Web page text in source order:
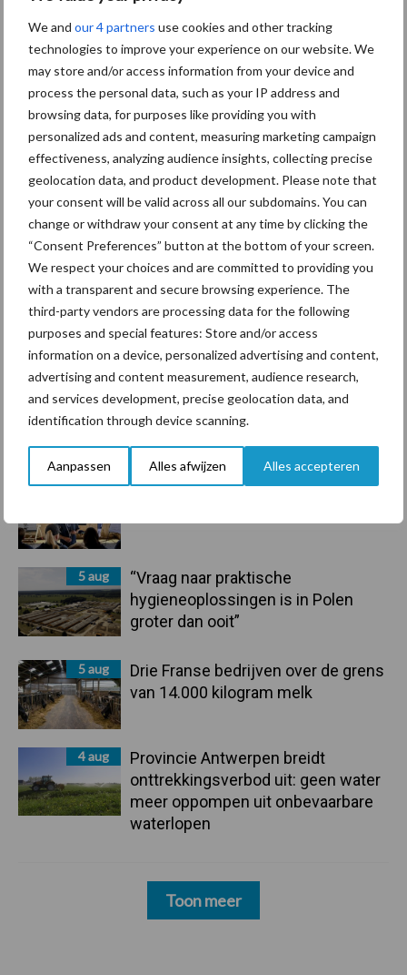
We and our 4 partners use cookies and other tracking
technologies to improve your experience on our website. We
may store and/or access information from your device and
process the personal data, such as your IP address and
browsing data, for purposes like providing you with
personalized ads and content, measuring marketing campaign
effectiveness, analyzing audience insights, collecting precise
geolocation data, and product development. Please note that
your consent will be valid across all our subdomains. You can
change or withdraw your consent at any time by clicking the
“Consent Preferences” button at the bottom of your screen.
We respect your choices and are committed to providing you
with a transparent and secure browsing experience. The
third-party vendors are processing data for the following
purposes and special features: Store and/or access
information on a device, personalized advertising and content,
advertising and content measurement, audience research,
and services development, precise geolocation data, and
identification through device scanning.
Aanpassen Alles afwijzen Alles accepteren
Primaire
Sidebar
Recent nieuws Partner nieuws
6 aug
BoviMove zorgt voor eenvoudige,
sluitende en betrouwbare
traceerbaarheid van
rundveetransporten
6 aug
Tien praktische tips voor een
5 aug
“Vraag naar praktische
hygieneoplossingen is in Polen
groter dan ooit”
5 aug
Drie Franse bedrijven over de grens
van 14.000 kilogram melk
4 aug
Provincie Antwerpen breidt
onttrekkingsverbod uit: geen water
meer oppompen uit onbevaarbare
waterlopen
Toon meer
Tien praktische tips voor
een langere levensduur
“Vraag naar praktische
hygieneoplossingen is in
Polen groter dan ooit”